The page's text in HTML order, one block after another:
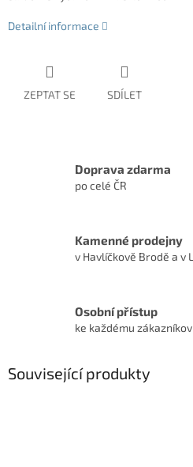
Detailní informace
ZEPTAT SE SDÍLET
Doprava zdarma
po celé ČR
Kamenné prodejny
v Havlíčkově Brodě a v
Osobní přístup
ke každému
Související produkty